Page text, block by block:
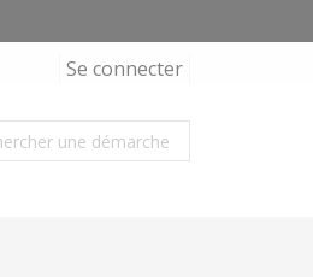
Se connecter